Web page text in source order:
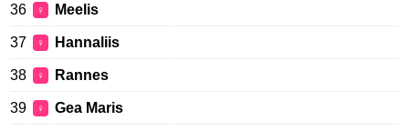
36 ♀ Meelis
37 ♀ Hannaliis
38 ♀ Rannes
39 ♀ Gea Maris